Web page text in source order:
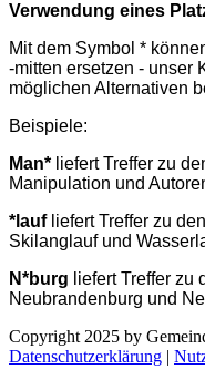
Verwendung eines
Mit dem Symbol *
-mitten ersetzen - unser
möglichen Alternativen
Beispiele:
Man* liefert Treffer zu
Manipulation und
*lauf liefert Treffer zu
Skilanglauf und
N*burg liefert Treffer zu
Neubrandenburg und
Copyright 2025 by
Datenschutzerklärung |